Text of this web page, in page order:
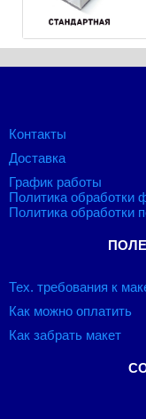
Контакты
Доставка
График работы
Политика обработки
Политика обработки
Тех. требования к
Как можно оплатить
Как забрать макет